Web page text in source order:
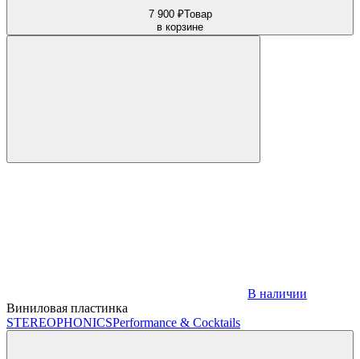
7 900 ₽Товар
в корзине
В наличии
Виниловая пластинка
STEREOPHONICSPerformance & Cocktails